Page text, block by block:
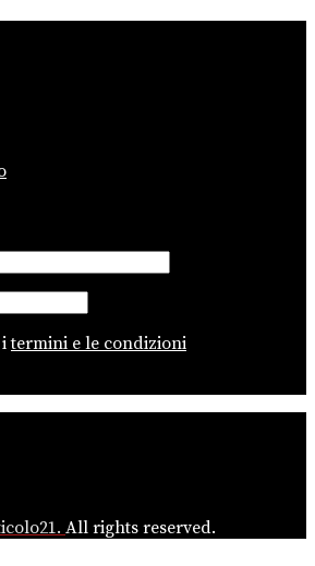
itermini e le condizioni
All rights reserved.